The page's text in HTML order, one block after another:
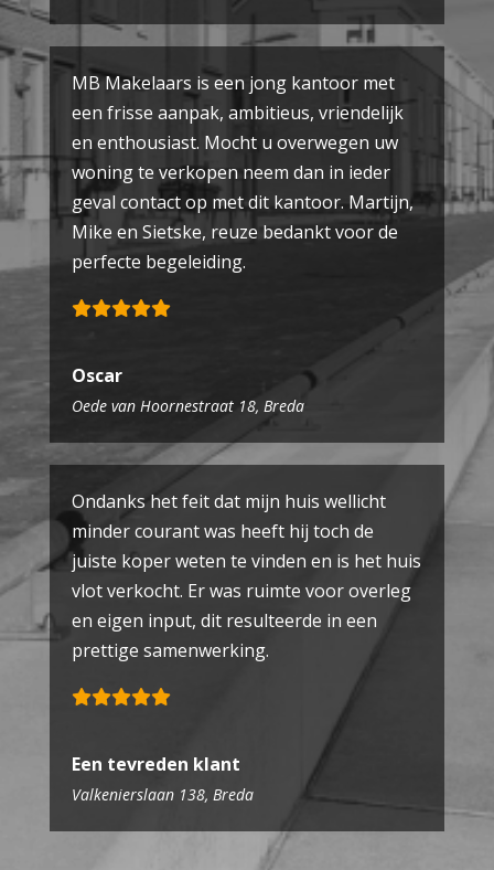
MB Makelaars is een jong kantoor met
een frisse aanpak, ambitieus, vriendelijk
en enthousiast. Mocht u overwegen uw
woning te verkopen neem dan in ieder
geval contact op met dit kantoor. Martijn,
Mike en Sietske, reuze bedankt voor de
perfecte begeleiding.
Oscar
Oede van Hoornestraat 18, Breda
Ondanks het feit dat mijn huis wellicht
minder courant was heeft hij toch de
juiste koper weten te vinden en is het huis
vlot verkocht. Er was ruimte voor overleg
en eigen input, dit resulteerde in een
prettige samenwerking.
Een tevreden klant
Valkenierslaan 138, Breda